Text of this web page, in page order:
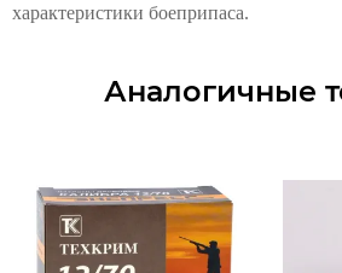
характеристики боеприпаса.
Аналогичные